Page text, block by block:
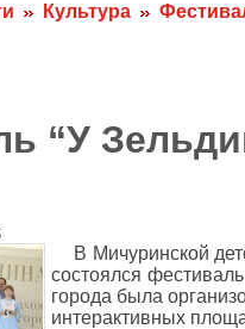
Культура
“У
В Мичуринской
состоялся
города была
интерактивных